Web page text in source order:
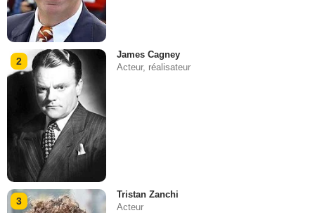
2
James Cagney
Acteur, réalisateur
3
Tristan Zanchi
Acteur